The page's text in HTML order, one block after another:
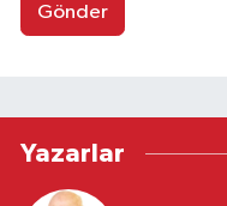
Gönder
Yazarlar